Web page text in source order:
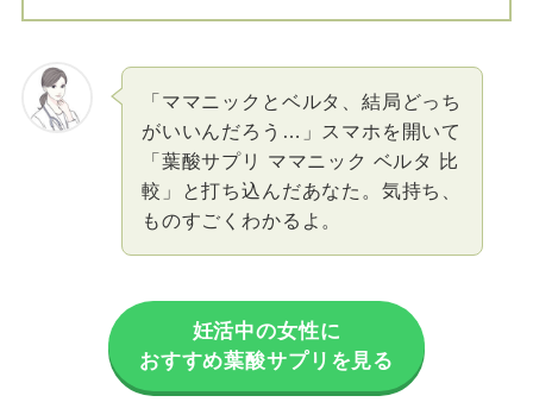
「ママニックとベルタ、結局どっち
がいいんだろう…」スマホを開いて
「葉酸サプリ ママニック ベルタ 比
較」と打ち込んだあなた。気持ち、
ものすごくわかるよ。
妊活中の女性に
おすすめ葉酸サプリを見る